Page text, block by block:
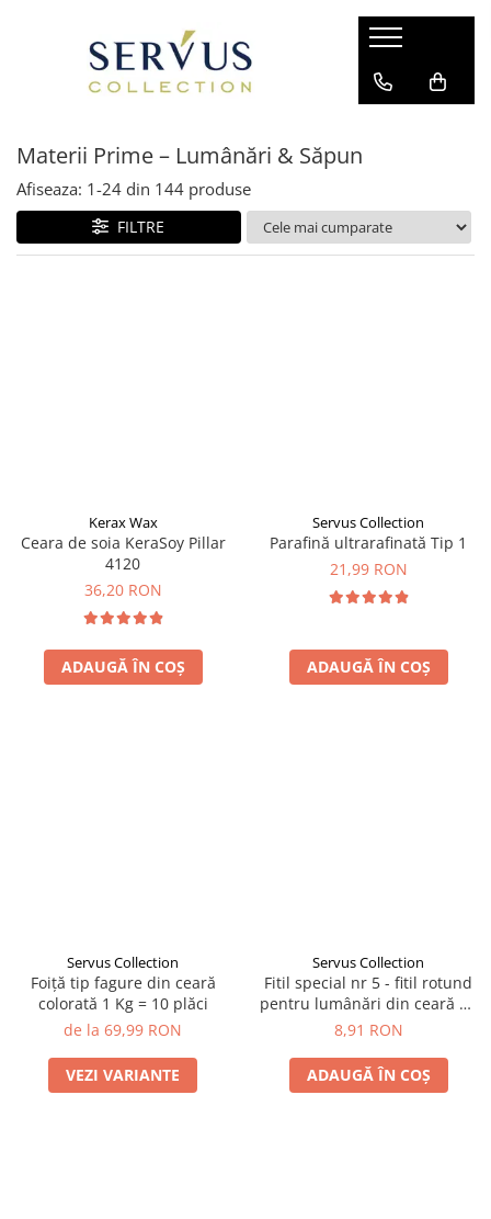
Materii Prime – Lumânări & Săpun
Afiseaza: 1-24 din 144 produse
FILTRE
Kerax Wax
Ceara de soia KeraSoy Pillar
4120
36,20 RON
ADAUGĂ ÎN COȘ
Servus Collection
Parafină ultrarafinată Tip 1
21,99 RON
ADAUGĂ ÎN COȘ
Servus Collection
Foiță tip fagure din ceară
colorată 1 Kg = 10 plăci
de la 69,99 RON
VEZI VARIANTE
Servus Collection
Fitil special nr 5 - fitil rotund
pentru lumânări din ceară de
albine
8,91 RON
ADAUGĂ ÎN COȘ